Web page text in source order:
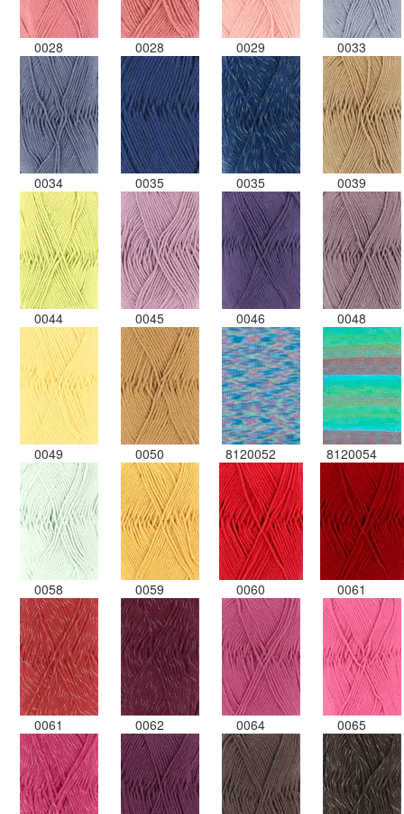
0028 0028 0029 0033
0034 0035 0035 0039
0044 0045 0046 0048
0049 0050 8120052 8120054
0058 0059 0060 0061
0061 0062 0064 0065